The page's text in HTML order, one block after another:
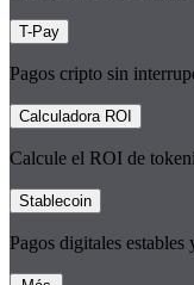
T-Pay
Pagos cripto sin
Calculadora ROI
Calcule el ROI de
Stablecoin
Pagos digitales estables